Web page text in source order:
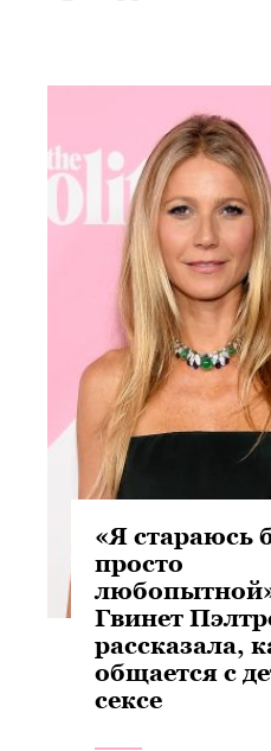
«Я стараюсь
просто
Гвинет
рассказала,
общается с
сексе